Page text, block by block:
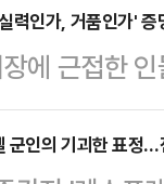
생인 30대도
생 실무진
한 것으로 확
먼저 물리
13일 고객사
(Force
력인가, 거품인가' 증
에 근접한
의 의중)
청장 시절
군인의 기괴한 표정